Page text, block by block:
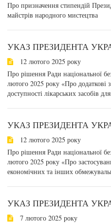
Про призначення стипендій
майстрів народного мистецтва
УКАЗ ПРЕЗИДЕНТА
12 лютого 2025 року
Про рішення Ради національної
лютого 2025 року «Про додаткові
доступності лікарських засобів
УКАЗ ПРЕЗИДЕНТА
12 лютого 2025 року
Про рішення Ради національної
лютого 2025 року «Про
економічних та інших
УКАЗ ПРЕЗИДЕНТА
7 лютого 2025 року